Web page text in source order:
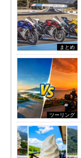
まとめ
ツーリング